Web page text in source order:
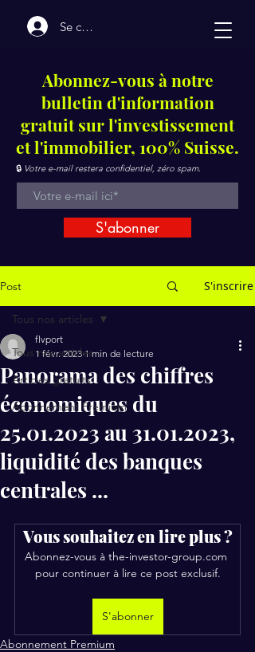
Se connecter
Post S'inscrire
Tous nos articles
Articles gratuits
Abonnement Premium
Tous nos articles
Panorama des chiffres
économiques du
25.01.2023 au 31.01.2023,
liquidité des banques
centrales ...
flvport
1 févr. 2023 1 min de lecture
Vous souhaitez en lire plus ?
Abonnez-vous à the-investor-group.com
pour continuer à lire ce post exclusif.
S'abonner
Abonnement Premium
Abonnez-vous à notre
bulletin d'information
gratuit sur l'investissement
et l'immobilier, 100% Suisse.
🔒 Votre e-mail restera confidentiel, zéro spam.
S'abonner